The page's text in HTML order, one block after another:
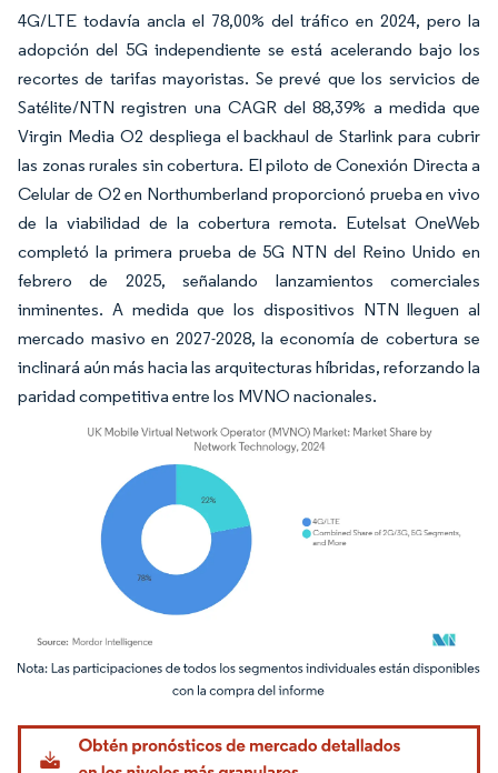
4G/LTE todavía ancla el 78,00% del tráfico en 2024, pero la
adopción del 5G independiente se está acelerando bajo los
recortes de tarifas mayoristas. Se prevé que los servicios de
Satélite/NTN registren una CAGR del 88,39% a medida que
Virgin Media O2 despliega el backhaul de Starlink para cubrir
las zonas rurales sin cobertura. El piloto de Conexión Directa a
Celular de O2 en Northumberland proporcionó prueba en vivo
de la viabilidad de la cobertura remota. Eutelsat OneWeb
completó la primera prueba de 5G NTN del Reino Unido en
febrero de 2025, señalando lanzamientos comerciales
inminentes. A medida que los dispositivos NTN lleguen al
mercado masivo en 2027-2028, la economía de cobertura se
inclinará aún más hacia las arquitecturas híbridas, reforzando la
paridad competitiva entre los MVNO nacionales.
Imagen © Mordor Intelligence. El uso requiere atribución según CC BY 4.0.